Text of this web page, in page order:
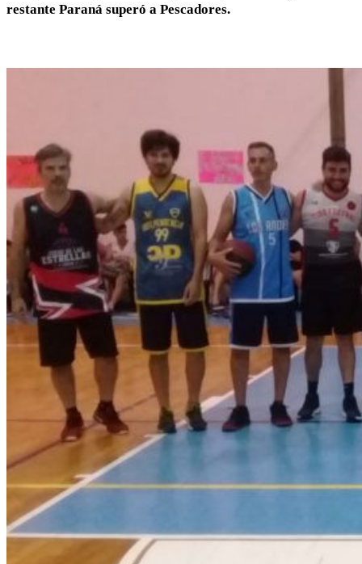
restante Paraná superó a Pescadores.